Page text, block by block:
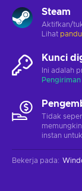
Steam
Aktifkan/
Lihat
Kunci
Ini adalah
Tidak
instan
Bekerja pada: